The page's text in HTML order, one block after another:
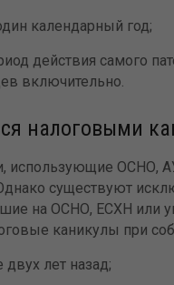
календарный год;
действия самого
включительно.
налоговыми
использующие ОСНО,
существуют
на ОСНО, ЕСХН
каникулы при
лет назад;